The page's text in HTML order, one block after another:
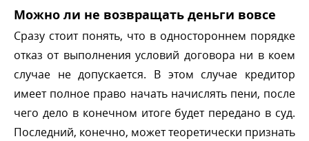
Можно ли не возвращать деньги вовсе
Сразу стоит понять, что в одностороннем порядке
отказ от выполнения условий договора ни в коем
случае не допускается. В этом случае кредитор
имеет полное право начать начислять пени, после
чего дело в конечном итоге будет передано в суд.
Последний, конечно, может теоретически признать